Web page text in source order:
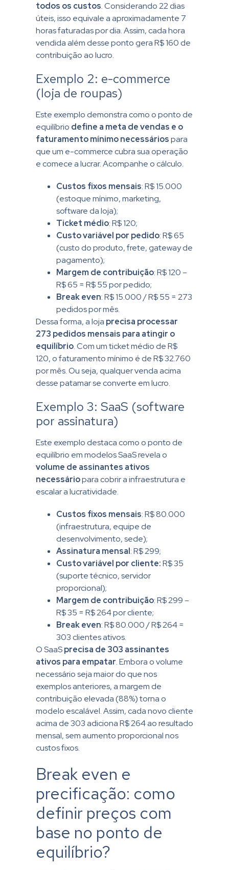
todos os custos. Considerando 22 dias
úteis, isso equivale a aproximadamente 7
horas faturadas por dia. Assim, cada hora
vendida além desse ponto gera R$ 160 de
contribuição ao lucro.
Exemplo 2: e-commerce
(loja de roupas)
Este exemplo demonstra como o ponto de
equilíbrio define a meta de vendas e o
faturamento mínimo necessáriospara
que um e-commerce cubra sua operação
e comece a lucrar. Acompanhe o cálculo.
Custos fixos mensais: R$ 15.000
(estoque mínimo, marketing,
software da loja);
Ticket médio: R$ 120;
Custo variável por pedido: R$ 65
(custo do produto, frete, gateway de
pagamento);
Margem de contribuição: R$ 120 –
R$ 65 = R$ 55 por pedido;
Break even: R$ 15.000 / R$ 55 = 273
pedidos por mês.
Dessa forma, a loja precisa processar
273 pedidos mensais para atingir o
equilíbrio. Com um ticket médio de R$
120, o faturamento mínimo é de R$ 32.760
por mês. Ou seja, qualquer venda acima
desse patamar se converte em lucro.
Exemplo 3: SaaS (software
por assinatura)
Este exemplo destaca como o ponto de
equilíbrio em modelos SaaS revela o
volume de assinantes ativos
necessáriopara cobrir a infraestrutura e
escalar a lucratividade.
Custos fixos mensais: R$ 80.000
(infraestrutura, equipe de
desenvolvimento, sede);
Assinatura mensal: R$ 299;
Custo variável por cliente:R$ 35
(suporte técnico, servidor
proporcional);
Margem de contribuição: R$ 299 –
R$ 35 = R$ 264 por cliente;
Break even: R$ 80.000 / R$ 264 =
303 clientes ativos.
O SaaSprecisa de 303 assinantes
ativos para empatar. Embora o volume
necessário seja maior do que nos
exemplos anteriores, a margem de
contribuição elevada (88%) torna o
modelo escalável. Assim, cada novo cliente
acima de 303 adiciona R$ 264 ao resultado
mensal, sem aumento proporcional nos
custos fixos.
Break even e
precificação: como
definir preços com
base no ponto de
equilíbrio?